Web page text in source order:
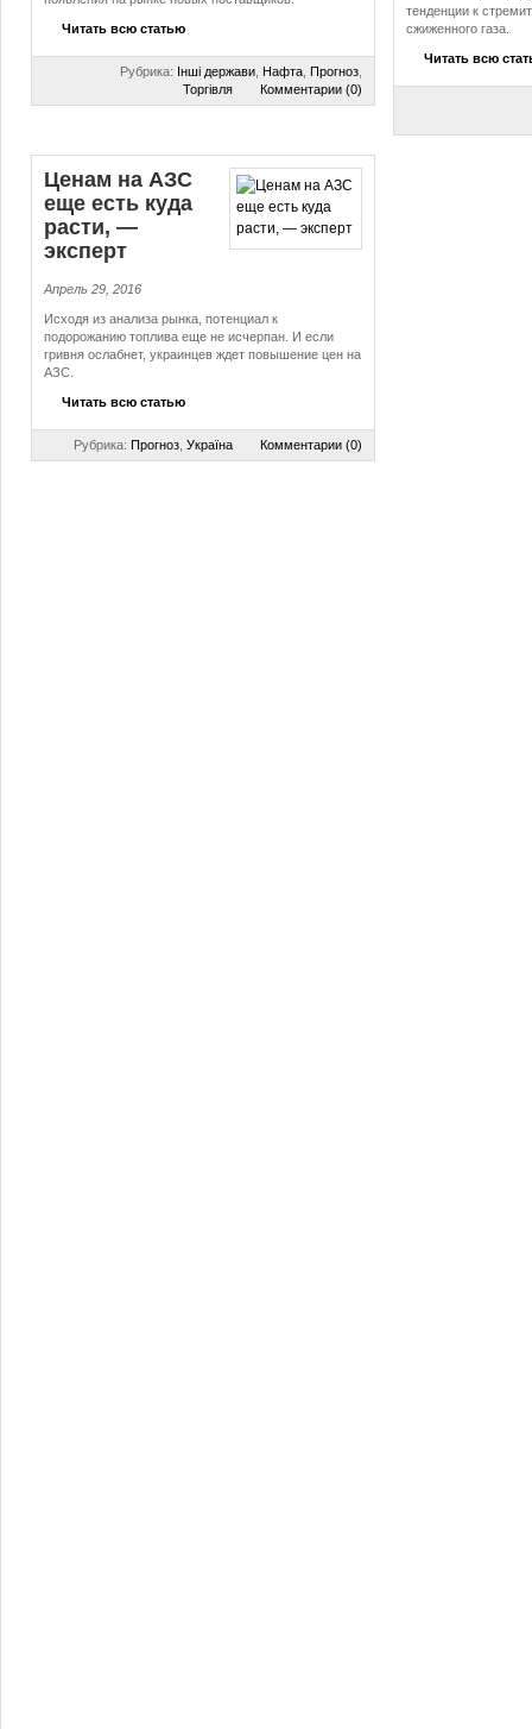
Читать всю статью
Рубрика: Інші держави Нафта Прогноз
Торгівля
Комментарии (0)
тенденции к
сжиженного газа.
Читать всю
Ценам на АЗС
еще есть куда
расти, —
эксперт
Апрель 29, 2016
Исходя из анализа рынка, потенциал к
подорожанию топлива еще не исчерпан. И если
гривня ослабнет, украинцев ждет повышение цен на
АЗС.
Читать всю статью
Рубрика: Прогноз Україна Комментарии (0)